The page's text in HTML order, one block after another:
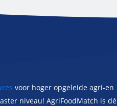
voor hoger opgeleide agri-en
niveau! AgriFoodMatch is dé